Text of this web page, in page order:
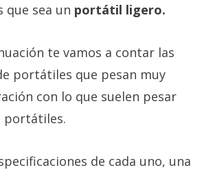
que sea un portátil ligero.
te vamos a contar las
portátiles que pesan muy
con lo que suelen pesar
portátiles.
de cada uno, una